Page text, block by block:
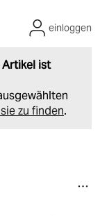
Artikel ist
zu finden.
einloggen